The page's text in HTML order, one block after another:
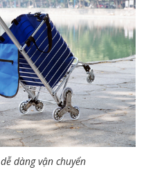
dàng vận chuyển